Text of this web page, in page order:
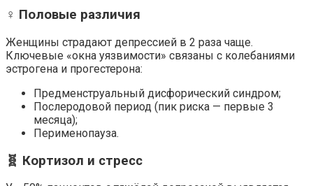
♀️ Половые различия
Женщины страдают депрессией в 2 раза чаще.
Ключевые «окна уязвимости» связаны с колебаниями
эстрогена и прогестерона:
Предменструальный дисфорический синдром;
Послеродовой период (пик риска — первые 3
месяца);
Перименопауза.
🧬 Кортизол и стресс